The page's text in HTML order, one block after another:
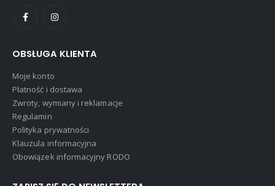
OBSŁUGA KLIENTA
Moje konto
Płatność i dostawa
Zwroty, wymiany i reklamacje
Regulamin
Polityka prywatności
Klauzula informacyjna
Obowiązek informacyjny RODO